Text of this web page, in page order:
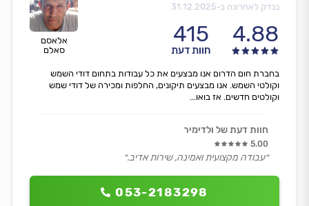
אלאסם
סאלם
נבדק לאחרונה ב-31.12.2025
4.88
415
חוות דעת
053-2183298
בחברת חום הדרום אנו מבצעים את כל עבודות בתחום דודי השמש
וקולטי השמש. אנו מבצעים תיקונים, החלפות ומכירה של דודי שמש
וקולטים חדשים. אז בואו...
חוות דעת של ולדימיר
5.00
״עבודה מקצועית ואמינה, שירות אדיב.״